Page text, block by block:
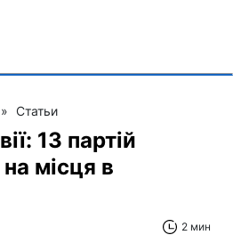
» Статьи
13 партій
місця в
2 мин